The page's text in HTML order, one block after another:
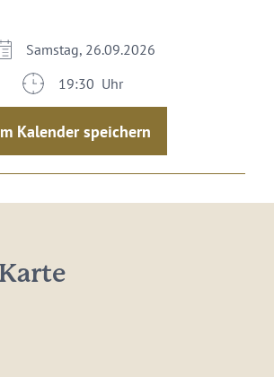
Samstag, 26.09.2026
19:30 Uhr
Kalender speichern